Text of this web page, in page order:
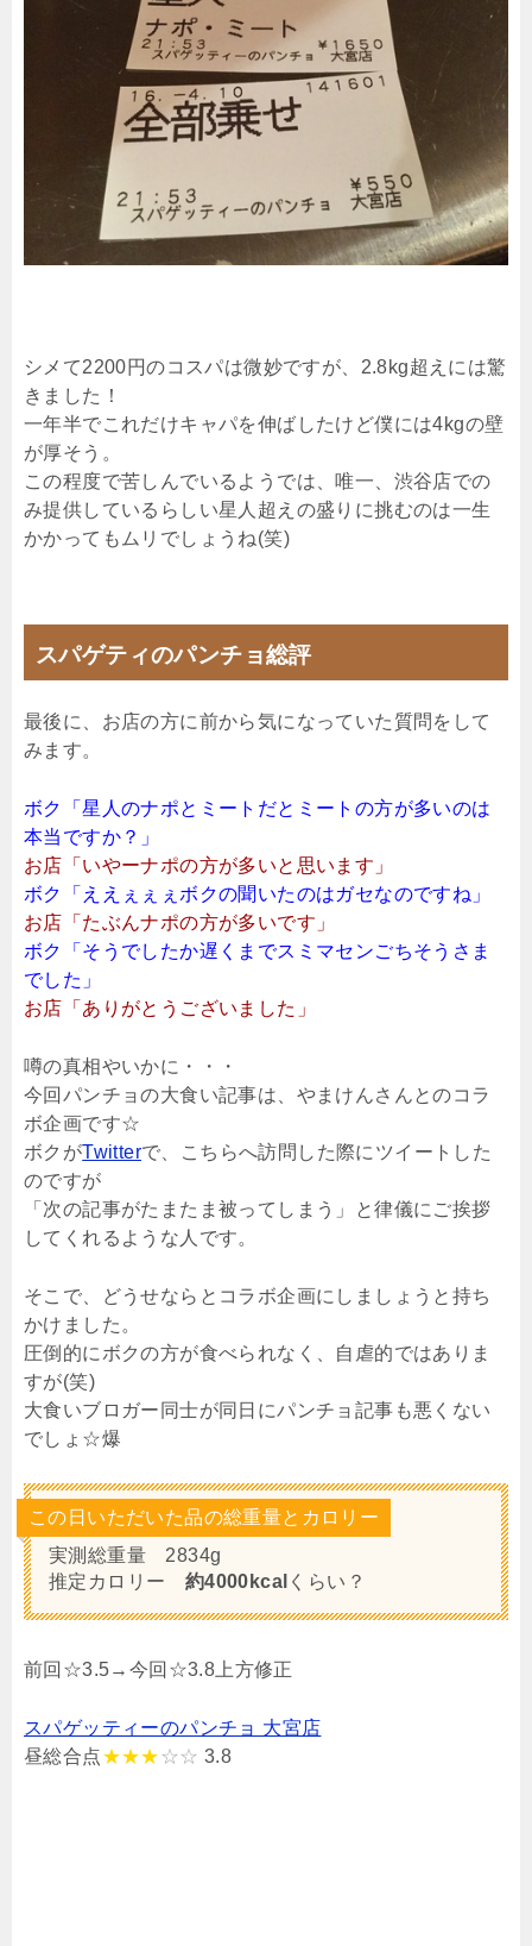
シメて2200円のコスパは微妙ですが、2.8kg超えには驚
きました！
一年半でこれだけキャパを伸ばしたけど僕には4kgの壁
が厚そう。
この程度で苦しんでいるようでは、唯一、渋谷店での
み提供しているらしい星人超えの盛りに挑むのは一生
かかってもムリでしょうね(笑)
スパゲティのパンチョ総評
最後に、お店の方に前から気になっていた質問をして
みます。
ボク「星人のナポとミートだとミートの方が多いのは
本当ですか？」
お店「いやーナポの方が多いと思います」
ボク「ええぇぇぇボクの聞いたのはガセなのですね」
お店「たぶんナポの方が多いです」
ボク「そうでしたか遅くまでスミマセンごちそうさま
でした」
お店「ありがとうございました」
噂の真相やいかに・・・
今回パンチョの大食い記事は、やまけんさんとのコラ
ボ企画です☆
ボクがTwitterで、こちらへ訪問した際にツイートした
のですが
「次の記事がたまたま被ってしまう」と律儀にご挨拶
してくれるような人です。
そこで、どうせならとコラボ企画にしましょうと持ち
かけました。
圧倒的にボクの方が食べられなく、自虐的ではありま
すが(笑)
大食いブロガー同士が同日にパンチョ記事も悪くない
でしょ☆爆
この日いただいた品の総重量とカロリー
実測総重量 2834g
推定カロリー 約4000kcal くらい？
前回☆3.5→今回☆3.8上方修正
スパゲッティーのパンチョ 大宮店
昼総合点★★★ ☆☆ 3.8